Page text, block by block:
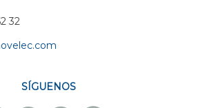
32
SÍGUENOS